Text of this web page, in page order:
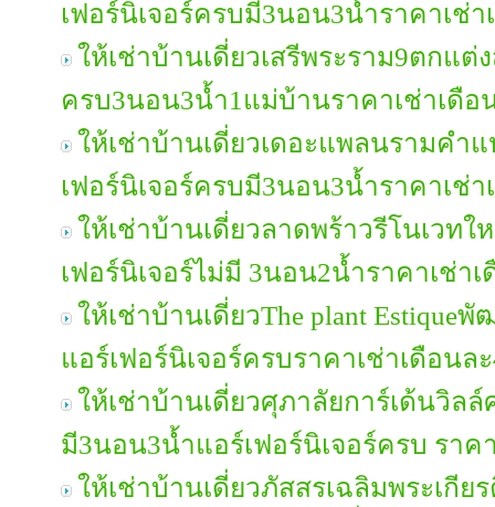
เฟอร์นิเจอร์ครบมี3นอน3น้ำราคาเช่า
ให้เช่าบ้านเดี่ยวเสรีพระราม9ตกแต่
ครบ3นอน3น้ำ1แม่บ้านราคาเช่าเดือ
ให้เช่าบ้านเดี่ยวเดอะแพลนรามคำ
เฟอร์นิเจอร์ครบมี3นอน3น้ำราคาเช่า
ให้เช่าบ้านเดี่ยวลาดพร้าวรีโนเวทใ
เฟอร์นิเจอร์ไม่มี 3นอน2น้ำราคาเช่า
ให้เช่าบ้านเดี่ยวThe plant Estique
แอร์เฟอร์นิเจอร์ครบราคาเช่าเดือนล
ให้เช่าบ้านเดี่ยวศุภาลัยการ์เด้นวิล
มี3นอน3น้ำแอร์เฟอร์นิเจอร์ครบ ราค
ให้เช่าบ้านเดี่ยวภัสสรเฉลิมพระเกีย